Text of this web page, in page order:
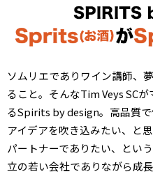
ソムリエでありワイン講師、
ること。そんなTim Veys SC
るSpirits by design。高品質
アイデアを吹き込みたい、と
パートナーでありたい、とい
立の若い会社でありながら成